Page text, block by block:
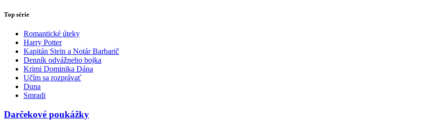
Top série
Romantické úteky
Harry Potter
Kapitán Stein a Notár Barbarič
Denník odvážneho bojka
Krimi Dominika Dána
Učím sa rozprávať
Duna
Smradi
Darčekové poukážky